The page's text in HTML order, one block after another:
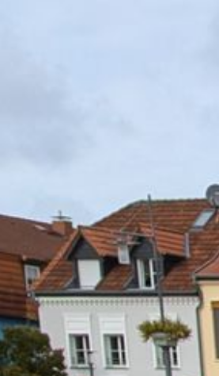
häufige Fragen
Hörtherapie
über uns